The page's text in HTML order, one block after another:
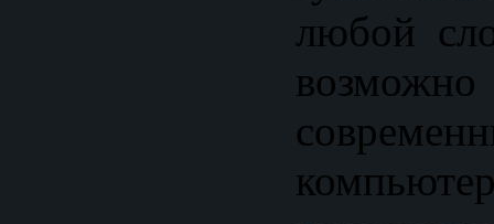
любой
возможно